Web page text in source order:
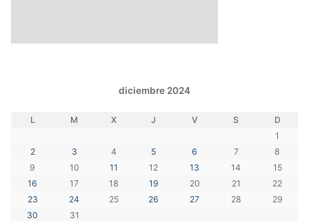
diciembre 2024
L M X J V S D
1
2
3 4 5 6 7
8
9
10 11 12 13 14
15
16
17 18 19 20 21
22
23
24 25 26 27 28
29
30
31